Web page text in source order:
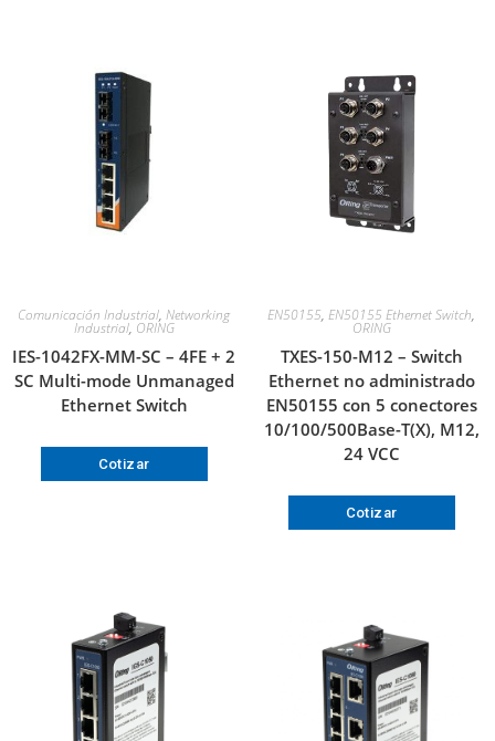
Comunicación Industrial, Networking
Industrial, ORING
IES-1042FX-MM-SC – 4FE + 2
SC Multi-mode Unmanaged
Ethernet Switch
Cotizar
EN50155, EN50155 Ethernet Switch,
ORING
TXES-150-M12 – Switch
Ethernet no administrado
EN50155 con 5 conectores
10/100/500Base-T(X), M12,
24 VCC
Cotizar